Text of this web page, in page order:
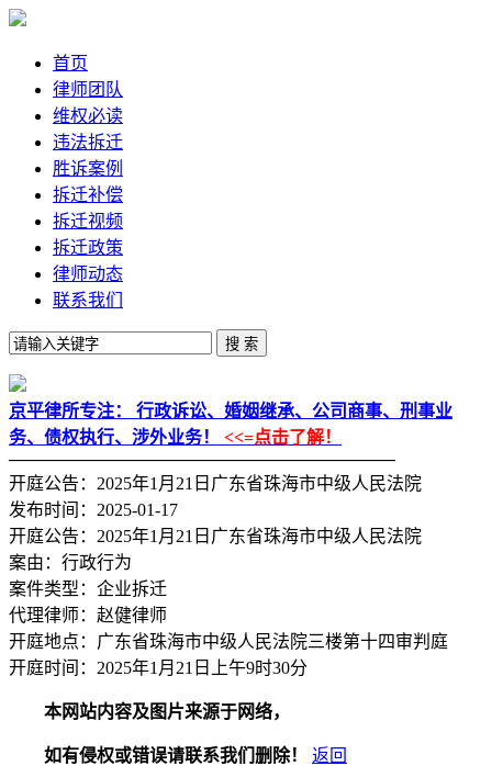
首页
律师团队
维权必读
违法拆迁
胜诉案例
拆迁补偿
拆迁视频
拆迁政策
律师动态
联系我们
京平律所专注： 行政诉讼、婚姻继承、公司商事、刑事业
务、债权执行、涉外业务！ <<=点击了解！
——————————————————————
开庭公告：2025年1月21日广东省珠海市中级人民法院
发布时间：2025-01-17
开庭公告：2025年1月21日广东省珠海市中级人民法院
案由：行政行为
案件类型：企业拆迁
代理律师：赵健律师
开庭地点：广东省珠海市中级人民法院三楼第十四审判庭
开庭时间：2025年1月21日上午9时30分
本网站内容及图片来源于网络，
如有侵权或错误请联系我们删除！ 返回